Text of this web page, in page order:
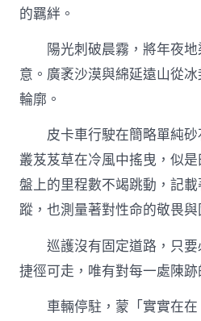
的羈絆。
陽光刺破晨霧，將年夜
意。廣袤沙漠與綿延遠山從
輪廓。
皮卡車行駛在簡略單純
叢芨芨草在冷風中搖曳，似
盤上的里程數不竭跳動，記
蹤，也測量著對性命的敬畏與
巡護沒有固定道路，只
捷徑可走，唯有對每一處陳跡
車輛停駐，蒙「實實在